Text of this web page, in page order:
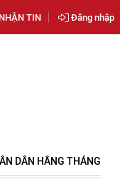
NHẬN TIN Đăng nhập
DÂN HẰNG THÁNG